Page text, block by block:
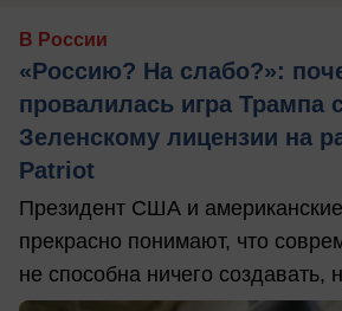
В России
«Россию? На слабо?»:
провалилась игра Трампа
Зеленскому лицензии на
Patriot
Президент США и
прекрасно понимают, что
не способна ничего создавать,